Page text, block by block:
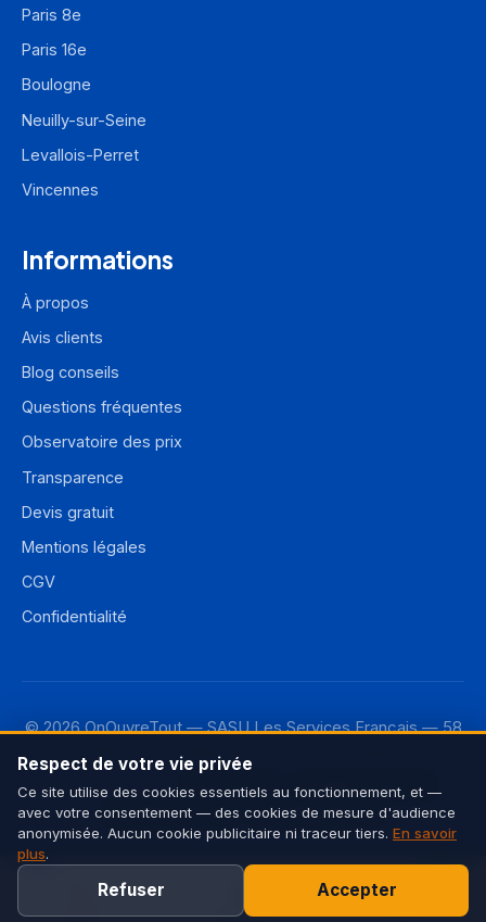
Paris 8e
Paris 16e
Boulogne
Neuilly-sur-Seine
Levallois-Perret
Vincennes
Informations
À propos
Avis clients
Blog conseils
Questions fréquentes
Observatoire des prix
Transparence
Devis gratuit
Mentions légales
CGV
Confidentialité
© 2026 OnOuvreTout — SASU Les Services Français — 58
rue de Monceau, 75008 Paris — RCS Paris 987 733 110
Découvrez aussi :
OnLeveTout · OnDébouchetout
OnDeRatiseTout · CleanMonAppart
Appeler WhatsApp Devis
Respect de votre vie privée
Ce site utilise des cookies essentiels au fonctionnement, et —
avec votre consentement — des cookies de mesure d'audience
anonymisée. Aucun cookie publicitaire ni traceur tiers. En savoir
plus.
Refuser Accepter